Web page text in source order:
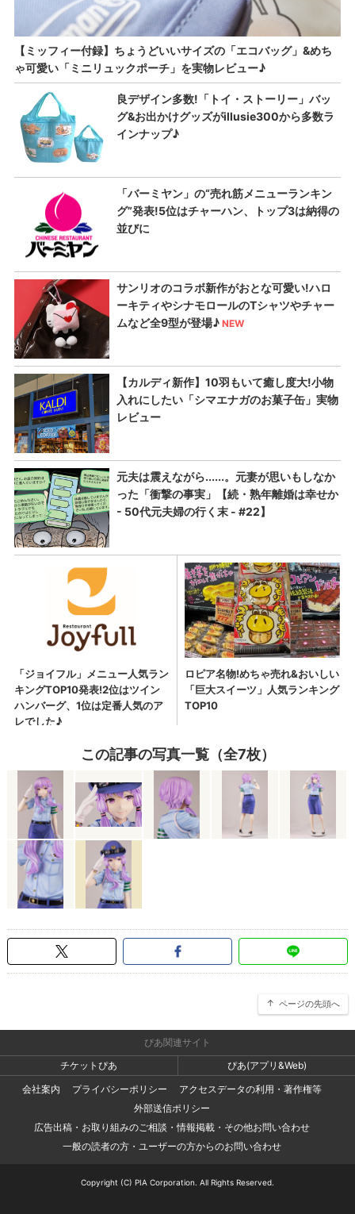
この記事の写真一覧（全7枚）
ページの先頭へ
ぴあ関連サイト
チケットぴあ
ぴあ(アプリ&Web)
会社案内
プライバシーポリシー
アクセスデータの利用・著作権等
外部送信ポリシー
広告出稿・お取り組みのご相談・情報掲載・その他お問い合わせ
一般の読者の方・ユーザーの方からのお問い合わせ
Copyright (C) PIA Corporation. All Rights Reserved.